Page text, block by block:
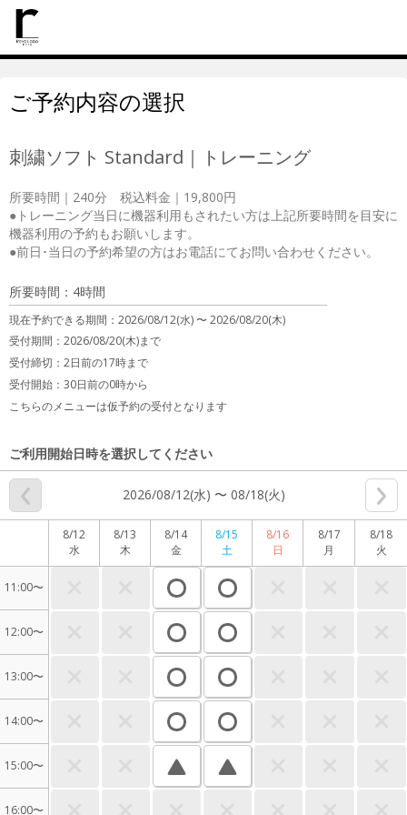
ご予約内容の選択
刺繍ソフト Standard｜トレーニング
所要時間｜240分　税込料金｜19,800円
●トレーニング当日に機器利用もされたい方は上記所要時間を目安に
機器利用の予約もお願いします。
●前日･当日の予約希望の方はお電話にてお問い合わせください。
所要時間：4時間
現在予約できる期間： 2026/08/12(水) 〜2026/08/20(木)
受付期間：2026/08/20(木)まで
受付締切： 2日前の17時まで
受付開始： 30日前の0時から
こちらのメニューは仮予約の受付となります
ご利用開始日時を選択してください
2026/08/12(水) 〜 08/18(火)
8/12
水
8/13
木
8/14
金
8/15
土
8/16
日
8/17
月
8/18
火
11:00〜
12:00〜
13:00〜
14:00〜
15:00〜
16:00〜